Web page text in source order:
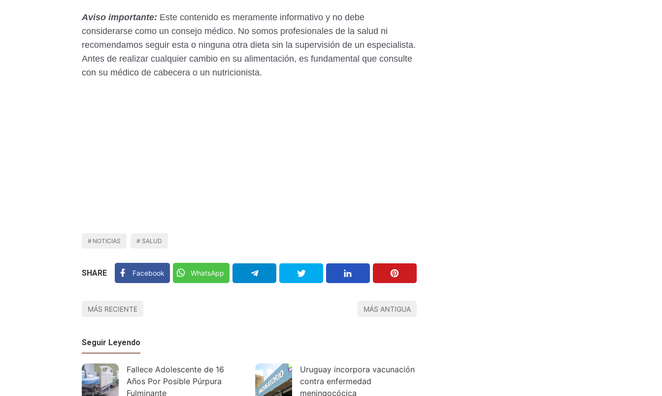
Aviso importante: Este contenido es meramente informativo y no debe
considerarse como un consejo médico. No somos profesionales de la salud ni
recomendamos seguir esta o ninguna otra dieta sin la supervisión de un especialista.
Antes de realizar cualquier cambio en su alimentación, es fundamental que consulte
con su médico de cabecera o un nutricionista.
NOTICIAS SALUD
SHARE Facebook WhatsApp
MÁS RECIENTE MÁS ANTIGUA
Seguir Leyendo
Fallece Adolescente de 16
Años Por Posible Púrpura
Fulminante
Uruguay incorpora vacunación
contra enfermedad
meningocócica